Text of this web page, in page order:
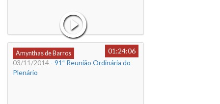
Amynthas de Barros
01:24:06
03/11/2014 - 91ª Reunião Ordinária do
Plenário